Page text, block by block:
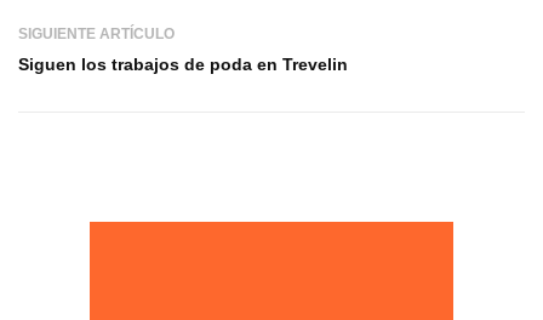
SIGUIENTE ARTÍCULO
Siguen los trabajos de poda en Trevelin